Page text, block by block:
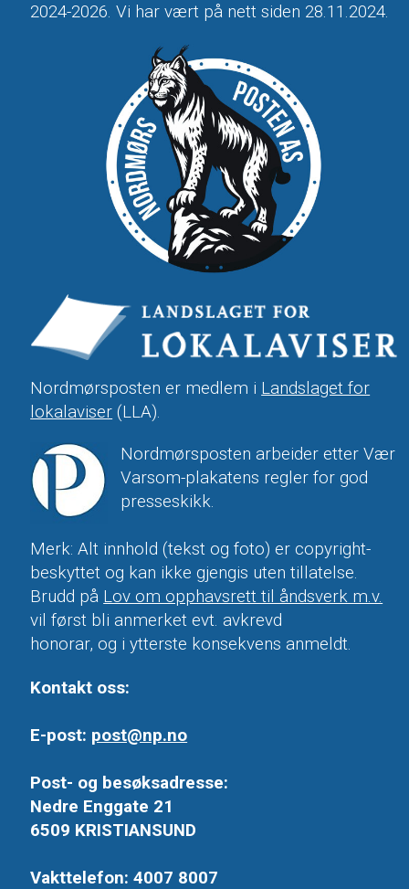
2024-2026. Vi har vært på nett siden 28.11.2024.
Nordmørsposten er medlem i Landslaget for
lokalaviser (LLA).
Nordmørsposten arbeider etter Vær
Varsom-plakatens regler for god
presseskikk.
Merk: Alt innhold (tekst og foto) er copyright-
beskyttet og kan ikke gjengis uten tillatelse.
Brudd på Lov om opphavsrett til åndsverk m.v.
vil først bli anmerket evt. avkrevd
honorar, og i ytterste konsekvens anmeldt.
Kontakt oss:
E-post: post@np.no
Post- og besøksadresse:
Nedre Enggate 21
6509 KRISTIANSUND
Vakttelefon: 4007 8007